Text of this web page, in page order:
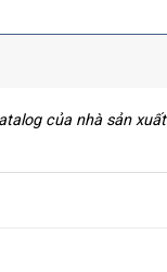
của nhà sản xuất